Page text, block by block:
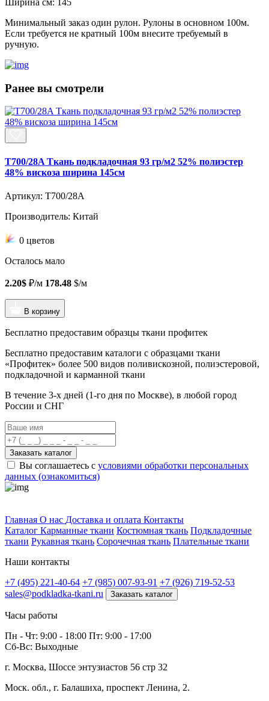
Ширина см: 145
Минимальный заказ один рулон. Рулоны в основном 100м.
Если требуется не кратный 100м внесите требуемый в
ручную.
Ранее вы смотрели
T700/28A Ткань подкладочная 93 гр/м2 52% полиэстер
48% вискоза ширина 145см
Артикул: T700/28A
Производитель: Китай
0 цветов
Осталось мало
2.20$ ₽/м 178.48 $/м
В корзину
Бесплатно предоставим образцы ткани профитек
Бесплатно предоставим каталоги с образцами ткани
«Профитек» более 500 видов поливискозной, полиэстеровой,
подкладочной и карманной ткани
В течение 3-х дней (1-го дня по Москве), в любой город
России и СНГ
Заказать каталог
Вы соглашаетесь с условиями обработки персональных
данных (ознакомиться)
Главная О нас Доставка и оплата Контакты
Каталог Карманные ткани Костюмная ткань Подкладочные
ткани Рукавная ткань Сорочечная ткань Плательные ткани
Наши контакты
+7 (495) 221-40-64 +7 (985) 007-93-91 +7 (926) 719-52-53
sales@podkladka-tkani.ru
Заказать каталог
Часы работы
Пн - Чт: 9:00 - 18:00 Пт: 9:00 - 17:00
Сб-Вс: Выходные
г. Москва, Шоссе энтузиастов 56 стр 32
Моск. обл., г. Балашиха, проспект Ленина, 2.